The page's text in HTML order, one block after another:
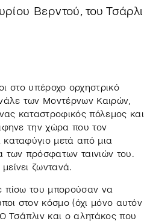
Βερντού, του Τσάρλι
στο υπέροχο ορχηστρικό
των Μοντέρνων Καιρών,
καταστροφικός πόλεμος και
την χώρα που τον
μετά από μια
των πρόσφατων ταινιών του.
ζωντανά.
πίσω του μπορούσαν να
στον κόσμο (όχι μόνο αυτόν
Τσάπλιν και ο αλητάκος που